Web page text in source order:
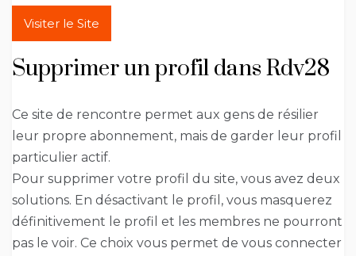
Visiter le Site
Supprimer un profil dans Rdv28
Ce site de rencontre permet aux gens de résilier
leur propre abonnement, mais de garder leur profil
particulier actif.
Pour supprimer votre profil du site, vous avez deux
solutions. En désactivant le profil, vous masquerez
définitivement le profil et les membres ne pourront
pas le voir. Ce choix vous permet de vous connecter